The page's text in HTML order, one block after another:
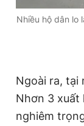
Nhiều hộ dân lo
Ngoài ra, tại
Nhơn 3 xuất
nghiêm